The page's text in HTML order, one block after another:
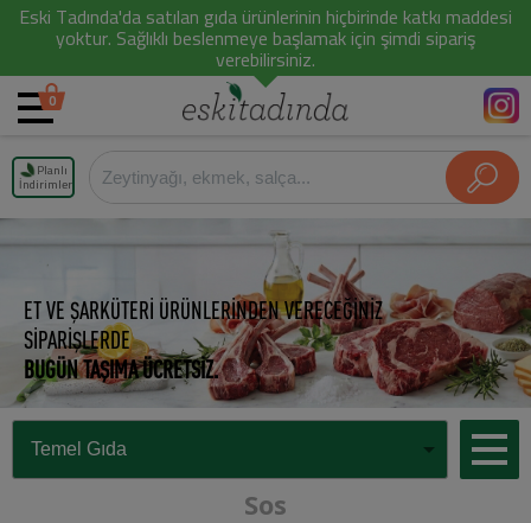
Eski Tadında'da satılan gıda ürünlerinin hiçbirinde katkı maddesi
yoktur. Sağlıklı beslenmeye başlamak için şimdi sipariş
verebilirsiniz.
0
Planlı
İndirimler
ET VE ŞARKÜTERİ ÜRÜNLERİNDEN VERECEĞİNİZ
SİPARİŞLERDE
BUGÜN TAŞIMA ÜCRETSİZ.
Sos